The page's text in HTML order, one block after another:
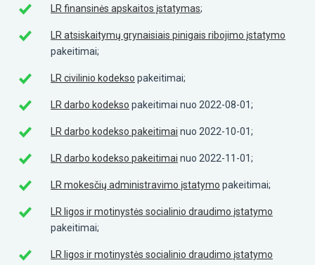
LR finansinės apskaitos įstatymas;
LR atsiskaitymų grynaisiais pinigais ribojimo įstatymo
pakeitimai;
LR civilinio kodekso pakeitimai;
LR darbo kodekso pakeitimai nuo 2022-08-01;
LR darbo kodekso pakeitimai nuo 2022-10-01;
LR darbo kodekso pakeitimai nuo 2022-11-01;
LR mokesčių administravimo įstatymo pakeitimai;
LR ligos ir motinystės socialinio draudimo įstatymo
pakeitimai;
LR ligos ir motinystės socialinio draudimo įstatymo